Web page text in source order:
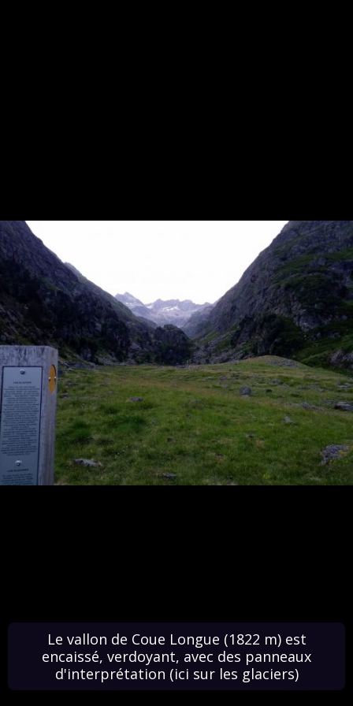
Le vallon de Coue Longue (1822 m) est
encaissé, verdoyant, avec des panneaux
d'interprétation (ici sur les glaciers)